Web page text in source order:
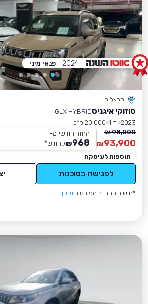
הרצליה
סוזוקי איגניסGLX HYBRID
2023 יד 1
20,000 ק״מ
98,000 ₪
93,900
₪
החזר חודשי מ-
968
₪לחודש*
תוספות לעיסקה
לפגישה בסוכנות
*חישוב ההחזר מפורט בתקנון
2024 פנאי מיני